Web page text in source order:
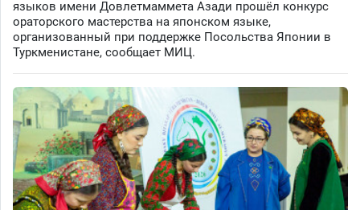
языков имени Довлетмаммета Азади прошёл конкурс
ораторского мастерства на японском языке,
организованный при поддержке Посольства Японии в
Туркменистане, сообщает МИЦ.